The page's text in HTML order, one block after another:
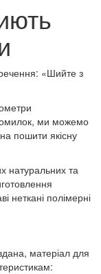
«Шийте з
ми можемо
пошити якісну
натуральних та
неткані полімерні
матеріал для